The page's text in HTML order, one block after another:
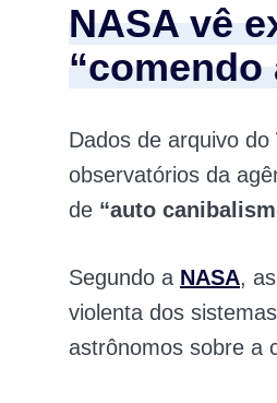
NASA vê
“comendo
Dados de arquivo do
observatórios da
de “auto
Segundo a NASA,
violenta dos
astrônomos sobre a